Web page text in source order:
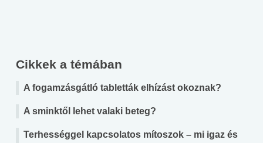
Cikkek a témában
A fogamzásgátló tabletták elhízást okoznak?
A sminktől lehet valaki beteg?
Terhességgel kapcsolatos mítoszok – mi igaz és